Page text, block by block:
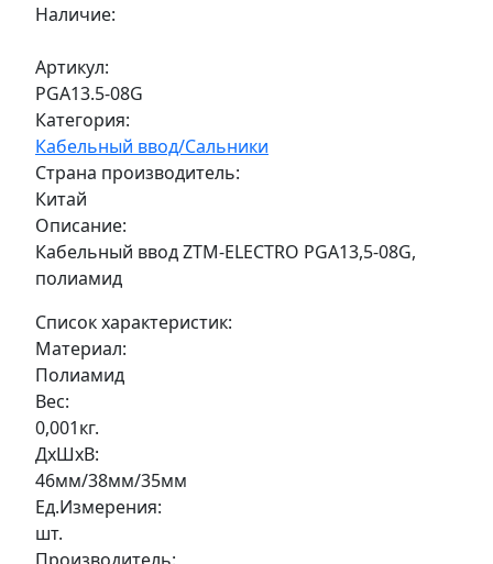
Наличие:
Артикул:
PGA13.5-08G
Категория:
Кабельный ввод/Сальники
Страна производитель:
Китай
Описание:
Кабельный ввод ZTM-ELECTRO PGA13,5-08G,
полиамид
Список характеристик:
Материал:
Полиамид
Вес:
0,001кг.
ДxШxВ:
46мм/38мм/35мм
Ед.Измерения:
шт.